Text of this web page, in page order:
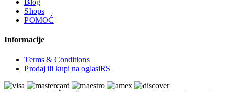
Xbox | Delovi i oprema
Nintendo
Sega | Igrice
Sega | Delovi i oprema
Figurice i knjige
VR naočare
Shops
POMOĆ
Informacije
Terms & Conditions
Prodaj ili kupi na oglasiRS